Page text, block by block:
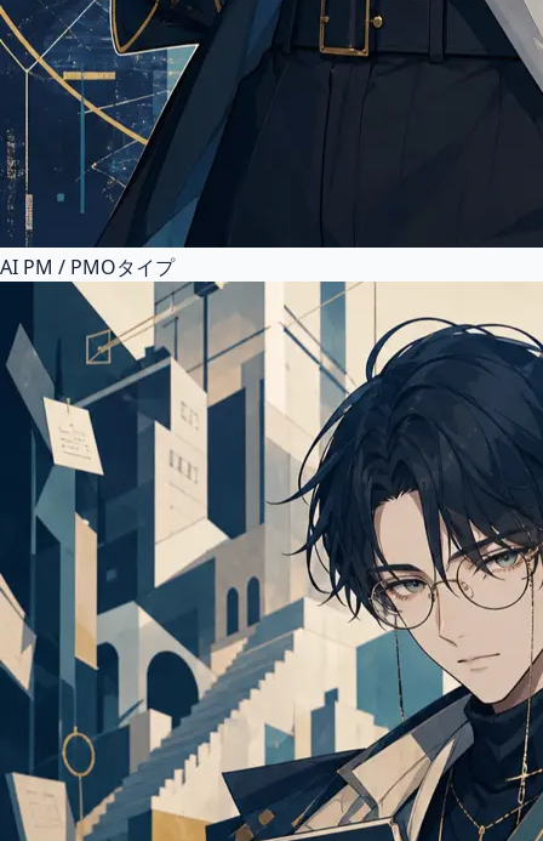
AI PM / PMOタイプ